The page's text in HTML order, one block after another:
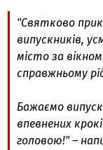
"Святково
випускників,
місто за
справжньому
Бажаємо
впевнених
головою!" –